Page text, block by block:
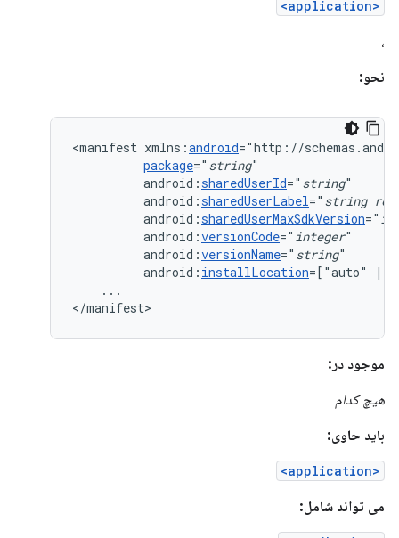
<application>
،
نحو:
<manifest xmlns:android
package=" string
android:sharedUserId=" string
android:sharedUserLabel=" string
android:sharedUserMaxSdkVersion="
android:versionCode=" integer
android:versionName=" string
android: installLocation=["auto" |
...
</manifest>
موجود در:
هیچ کدام
باید حاوی:
<application>
می تواند شامل: